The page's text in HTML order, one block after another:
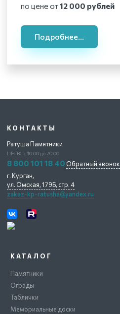
по цене от12 000 рублей
Подробнее...
КАТАЛОГ
Памятники
Ограды
Таблички
Мемориальные доски
КОНТАКТЫ
Ратуша Памятники
ПН-ВС с 10:00 до 20:00
8 800 101 18 40 Обратный звонок
г. Курган,
ул. Омская, 179Б, стр. 4
zakaz-kp-ratusha@yandex.ru